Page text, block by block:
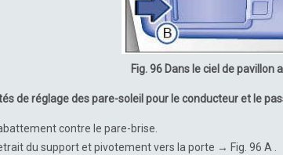
Fig. 96 Dans le ciel de pavillon
de réglage des pare-soleil pour le conducteur et le
contre le pare-brise.
du support et pivotement vers la porte → Fig. 96 A .